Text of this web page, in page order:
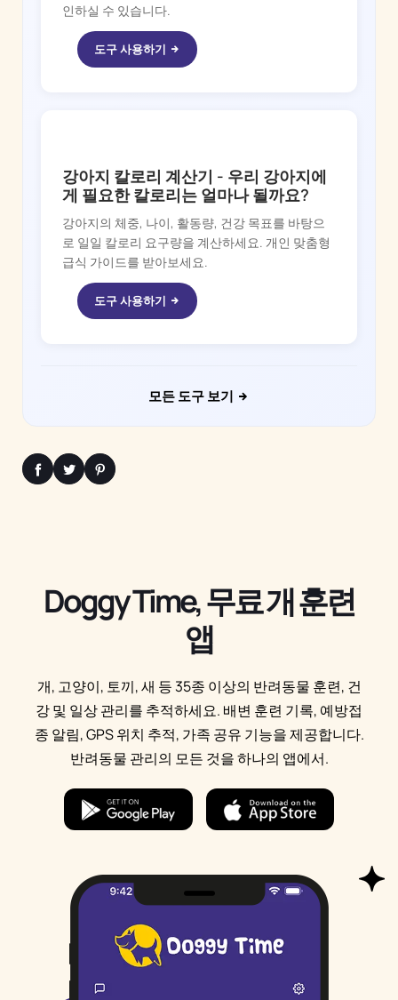
인하실 수 있습니다.
도구 사용하기
강아지 칼로리 계산기 - 우리 강아지에
게 필요한 칼로리는 얼마나 될까요?
강아지의 체중, 나이, 활동량, 건강 목표를 바탕으
로 일일 칼로리 요구량을 계산하세요. 개인 맞춤형
급식 가이드를 받아보세요.
도구 사용하기
모든 도구 보기
Doggy Time, 무료 개 훈련
앱
개, 고양이, 토끼, 새 등 35종 이상의 반려동물 훈련, 건
강 및 일상 관리를 추적하세요. 배변 훈련 기록, 예방접
종 알림, GPS 위치 추적, 가족 공유 기능을 제공합니다.
반려동물 관리의 모든 것을 하나의 앱에서.